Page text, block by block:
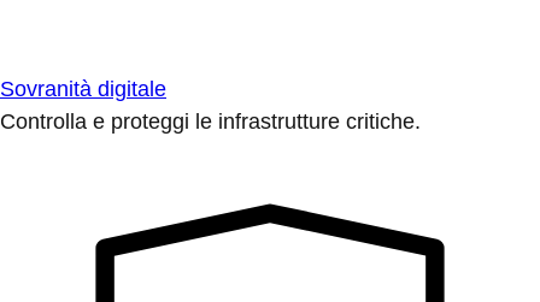
Sovranità digitale
Controlla e proteggi le infrastrutture critiche.